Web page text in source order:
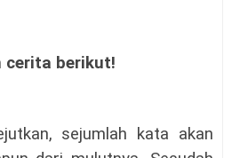
cerita berikut!
sejumlah kata akan